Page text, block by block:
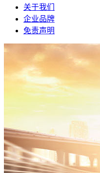
关于我们
企业品牌
免责声明